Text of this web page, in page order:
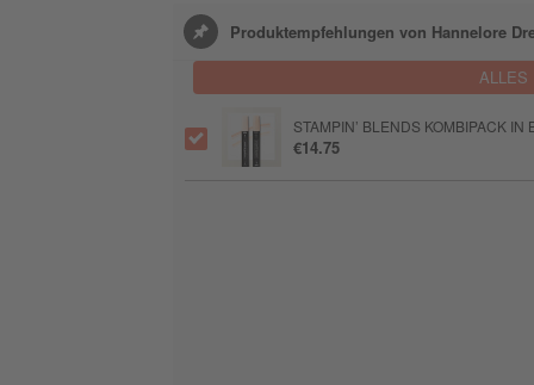
Produktempfehlungen von Hannelore
ALLES
STAMPIN’ BLENDS KOMBIPACK IN
€14.75